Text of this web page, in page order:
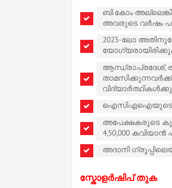
ബി.കോം
അവരുടെ വർഷം
2023-ലോ
ആന്ധ്രാപ്രദേശ്,
ഐസിഎഐയുടെ
അപേക്ഷകരുടെ
4,50,000 കവിയാൻ
അദാനി
സ്കോളർഷിപ് തുക